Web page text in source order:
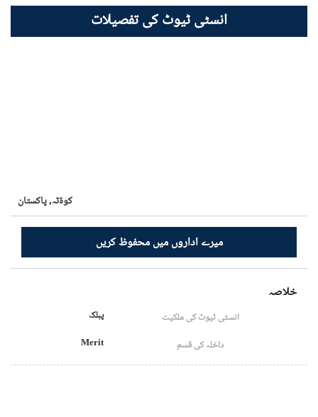
انسٹی ٹیوٹ کی تفصیلات
کوۃٹہ,پاکستان
میرے اداروں میں محفوظ کریں
خلاصہ
انسٹی ٹیوٹ کی ملکیت
پبلک
داخلہ کی قسم
Merit